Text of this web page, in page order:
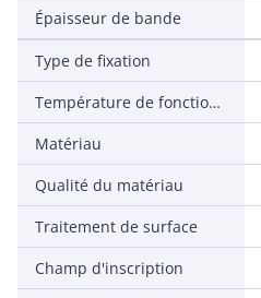
Épaisseur de bande
Type de fixation
Température de fonctionnement
Matériau
Qualité du matériau
Traitement de surface
Champ d'inscription